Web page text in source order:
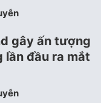
gây ấn tượng
lần đầu ra mắt